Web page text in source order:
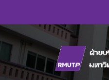
content